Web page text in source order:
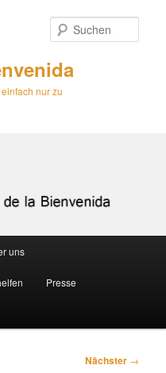
nur zu
uns
Presse
Nächster →